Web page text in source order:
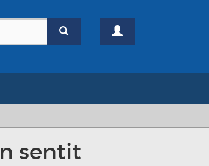
sentit